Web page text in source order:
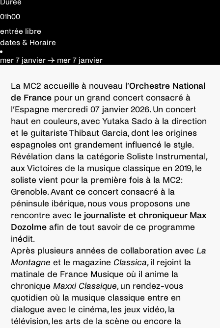
Durée
01h00
entrée libre
dates & Horaire
mer 7 janvier → mer 7 janvier
La MC2 accueille à nouveau l’Orchestre National
de France pour un grand concert consacré à
l’Espagne mercredi 07 janvier 2026. Un concert
haut en couleurs, avec Yutaka Sado à la direction
et le guitariste Thibaut Garcia, dont les origines
espagnoles ont grandement influencé le style.
Révélation dans la catégorie Soliste Instrumental,
aux Victoires de la musique classique en 2019, le
soliste vient pour la première fois à la MC2:
Grenoble. Avant ce concert consacré à la
péninsule ibérique, nous vous proposons une
rencontre avec le journaliste et chroniqueur Max
Dozolme afin de tout savoir de ce programme
inédit.
Après plusieurs années de collaboration avecLa
Montagne et le magazine Classica, il rejoint la
matinale de France Musique où il anime la
chroniqueMaxxi Classique, un rendez-vous
quotidien où la musique classique entre en
dialogue avec le cinéma, les jeux vidéo, la
télévision, les arts de la scène ou encore la